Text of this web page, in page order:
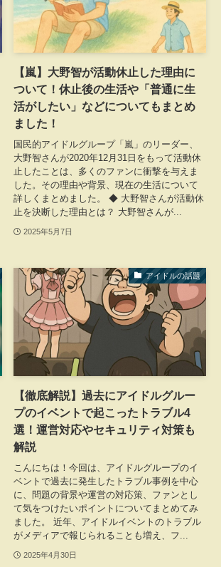
【嵐】大野智が活動休止した理由に
ついて！休止後の生活や「普通に生
活がしたい」などについてもまとめ
ました！
国民的アイドルグループ「嵐」のリーダー、
大野智さんが2020年12月31日をもって活動休
止したことは、多くのファンに衝撃を与えま
した。その理由や背景、現在の生活について
詳しくまとめました。 ◆ 大野智さんが活動休
止を決断した理由とは？ 大野智さんが...
2025年5月7日
アイドルの話題
【徹底解説】過去にアイドルグルー
プのイベントで起こったトラブル4
選！運営対応やセキュリティ対策も
解説
こんにちは！今回は、アイドルグループのイ
ベントで過去に発生したトラブル事例を中心
に、問題の背景や運営の対応策、ファンとし
て気をつけたいポイントについてまとめてみ
ました。 近年、アイドルイベントのトラブル
がメディアで報じられることも増え、フ...
2025年4月30日